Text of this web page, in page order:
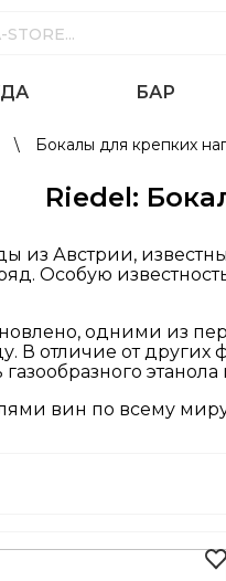
БАР
\ Бокалы для крепких
Riedel:
из Австрии,
Особую
одними из
В отличие от
вин по всему миру,